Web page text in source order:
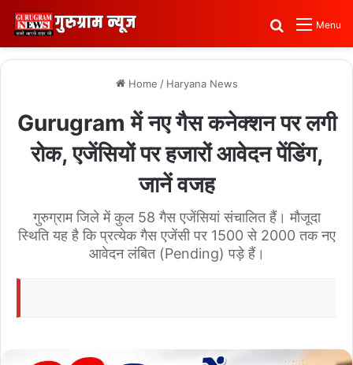
Menu
Search for
Home / Haryana News
Gurugram में नए गैस कनेक्शन पर लगी
रोक, एजेंसियों पर हजारों आवेदन पेंडिंग,
जानें वजह
गुरुग्राम जिले में कुल 58 गैस एजेंसियां संचालित हैं। मौजूदा
स्थिति यह है कि प्रत्येक गैस एजेंसी पर 1500 से 2000 तक नए
आवेदन लंबित (Pending) पड़े हैं।